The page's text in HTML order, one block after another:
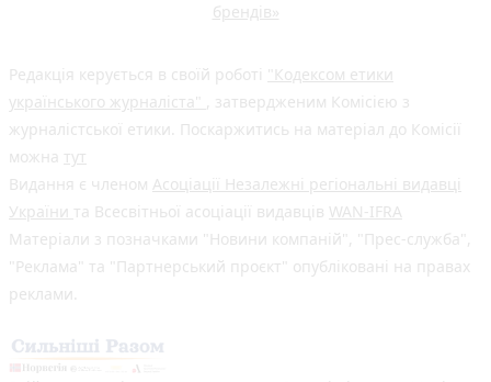
брендів»
Редакція керується в своїй роботі "Кодексом етики
українського журналіста" , затвердженим Комісією з
журналістської етики. Поскаржитись на матеріал до Комісії
можна тут
Видання є членом Асоціації Незалежні регіональні видавці
України та Всесвітньої асоціації видавців WAN-IFRA
Матеріали з позначками "Новини компаній", "Прес-служба",
"Реклама" та "Партнерський проєкт" опубліковані на правах
реклами.